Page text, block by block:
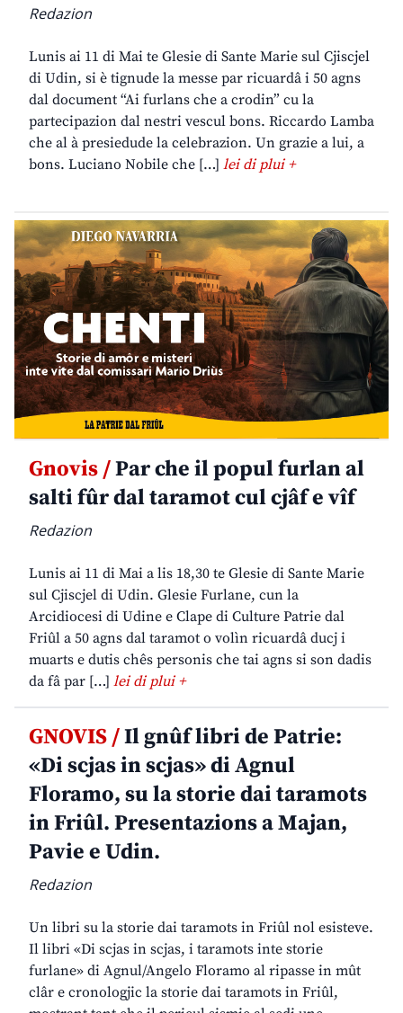
Redazion
Lunis ai 11 di Mai te Glesie di Sante Marie sul Cjiscjel
di Udin, si è tignude la messe par ricuardâ i 50 agns
dal document “Ai furlans che a crodin” cu la
partecipazion dal nestri vescul bons. Riccardo Lamba
che al à presiedude la celebrazion. Un grazie a lui, a
bons. Luciano Nobile che […] lei di plui +
Gnovis /Par che il popul furlan al
salti fûr dal taramot cul cjâf e vîf
Redazion
Lunis ai 11 di Mai a lis 18,30 te Glesie di Sante Marie
sul Cjiscjel di Udin. Glesie Furlane, cun la
Arcidiocesi di Udine e Clape di Culture Patrie dal
Friûl a 50 agns dal taramot o volìn ricuardâ ducj i
muarts e dutis chês personis che tai agns si son dadis
da fâ par […] lei di plui +
GNOVIS /Il gnûf libri de Patrie:
«Di scjas in scjas» di Agnul
Floramo, su la storie dai taramots
in Friûl. Presentazions a Majan,
Pavie e Udin.
Redazion
Un libri su la storie dai taramots in Friûl nol esisteve.
Il libri «Di scjas in scjas, i taramots inte storie
furlane» di Agnul/Angelo Floramo al ripasse in mût
clâr e cronologjic la storie dai taramots in Friûl,